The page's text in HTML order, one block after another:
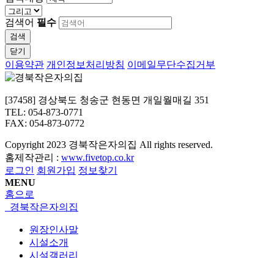
검색어 필수
검색
닫기
이용약관 개인정보처리방침 이메일무단수집거부
[37458] 경상북도 청송군 현동면 개일월매길 351
TEL: 054-873-0771
FAX: 054-873-0772
Copyright 2023 경북작은자의집 All rights reserved.
홈제작관리 : www.fivetop.co.kr
로그인 회원가입 정보찾기
MENU
홈으로
경북작은자의집
원장인사말
시설소개
시설갤러리